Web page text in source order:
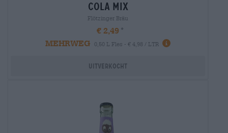
cola mix
Flötzinger Bräu
€ 2,49
MEHRWEG
0,50 L Fles - € 4,98 / LTR
Uitverkocht